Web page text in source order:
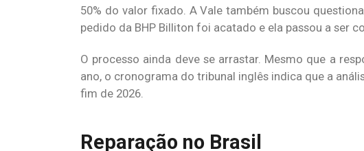
50% do valor fixado. A Vale também buscou
pedido da BHP Billiton foi acatado e ela passou a ser
O processo ainda deve se arrastar. Mesmo que a
ano, o cronograma do tribunal inglês indica que a
fim de 2026.
Reparação no Brasil